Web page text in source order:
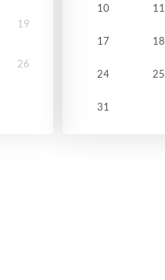
19
26
10 11
17 18
24 25
31